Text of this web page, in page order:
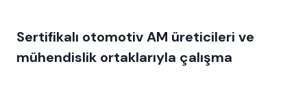
Sertifikalı otomotiv AM üreticileri ve
mühendislik ortaklarıyla çalışma